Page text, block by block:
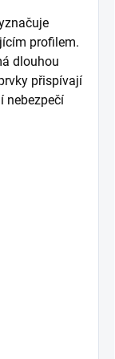
profilem.
dlouhou
přispívají
nebezpečí